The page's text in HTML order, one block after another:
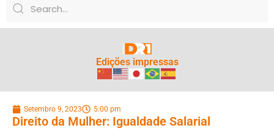
Edições impressas
Setembro 9, 2023 5:00 pm
Direito da Mulher: Igualdade Salarial